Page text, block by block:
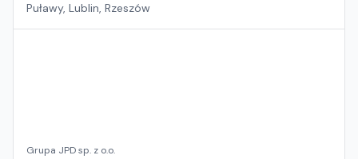
Puławy, Lublin, Rzeszów
Grupa JPD sp. z o.o.